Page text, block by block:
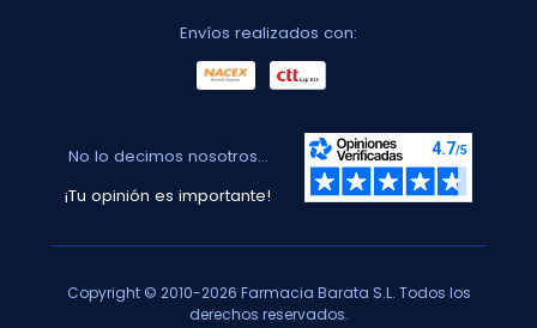
Envíos realizados con:
No lo decimos nosotros...
¡Tu opinión es importante!
Copyright © 2010-2026 Farmacia Barata S.L. Todos los
derechos reservados.